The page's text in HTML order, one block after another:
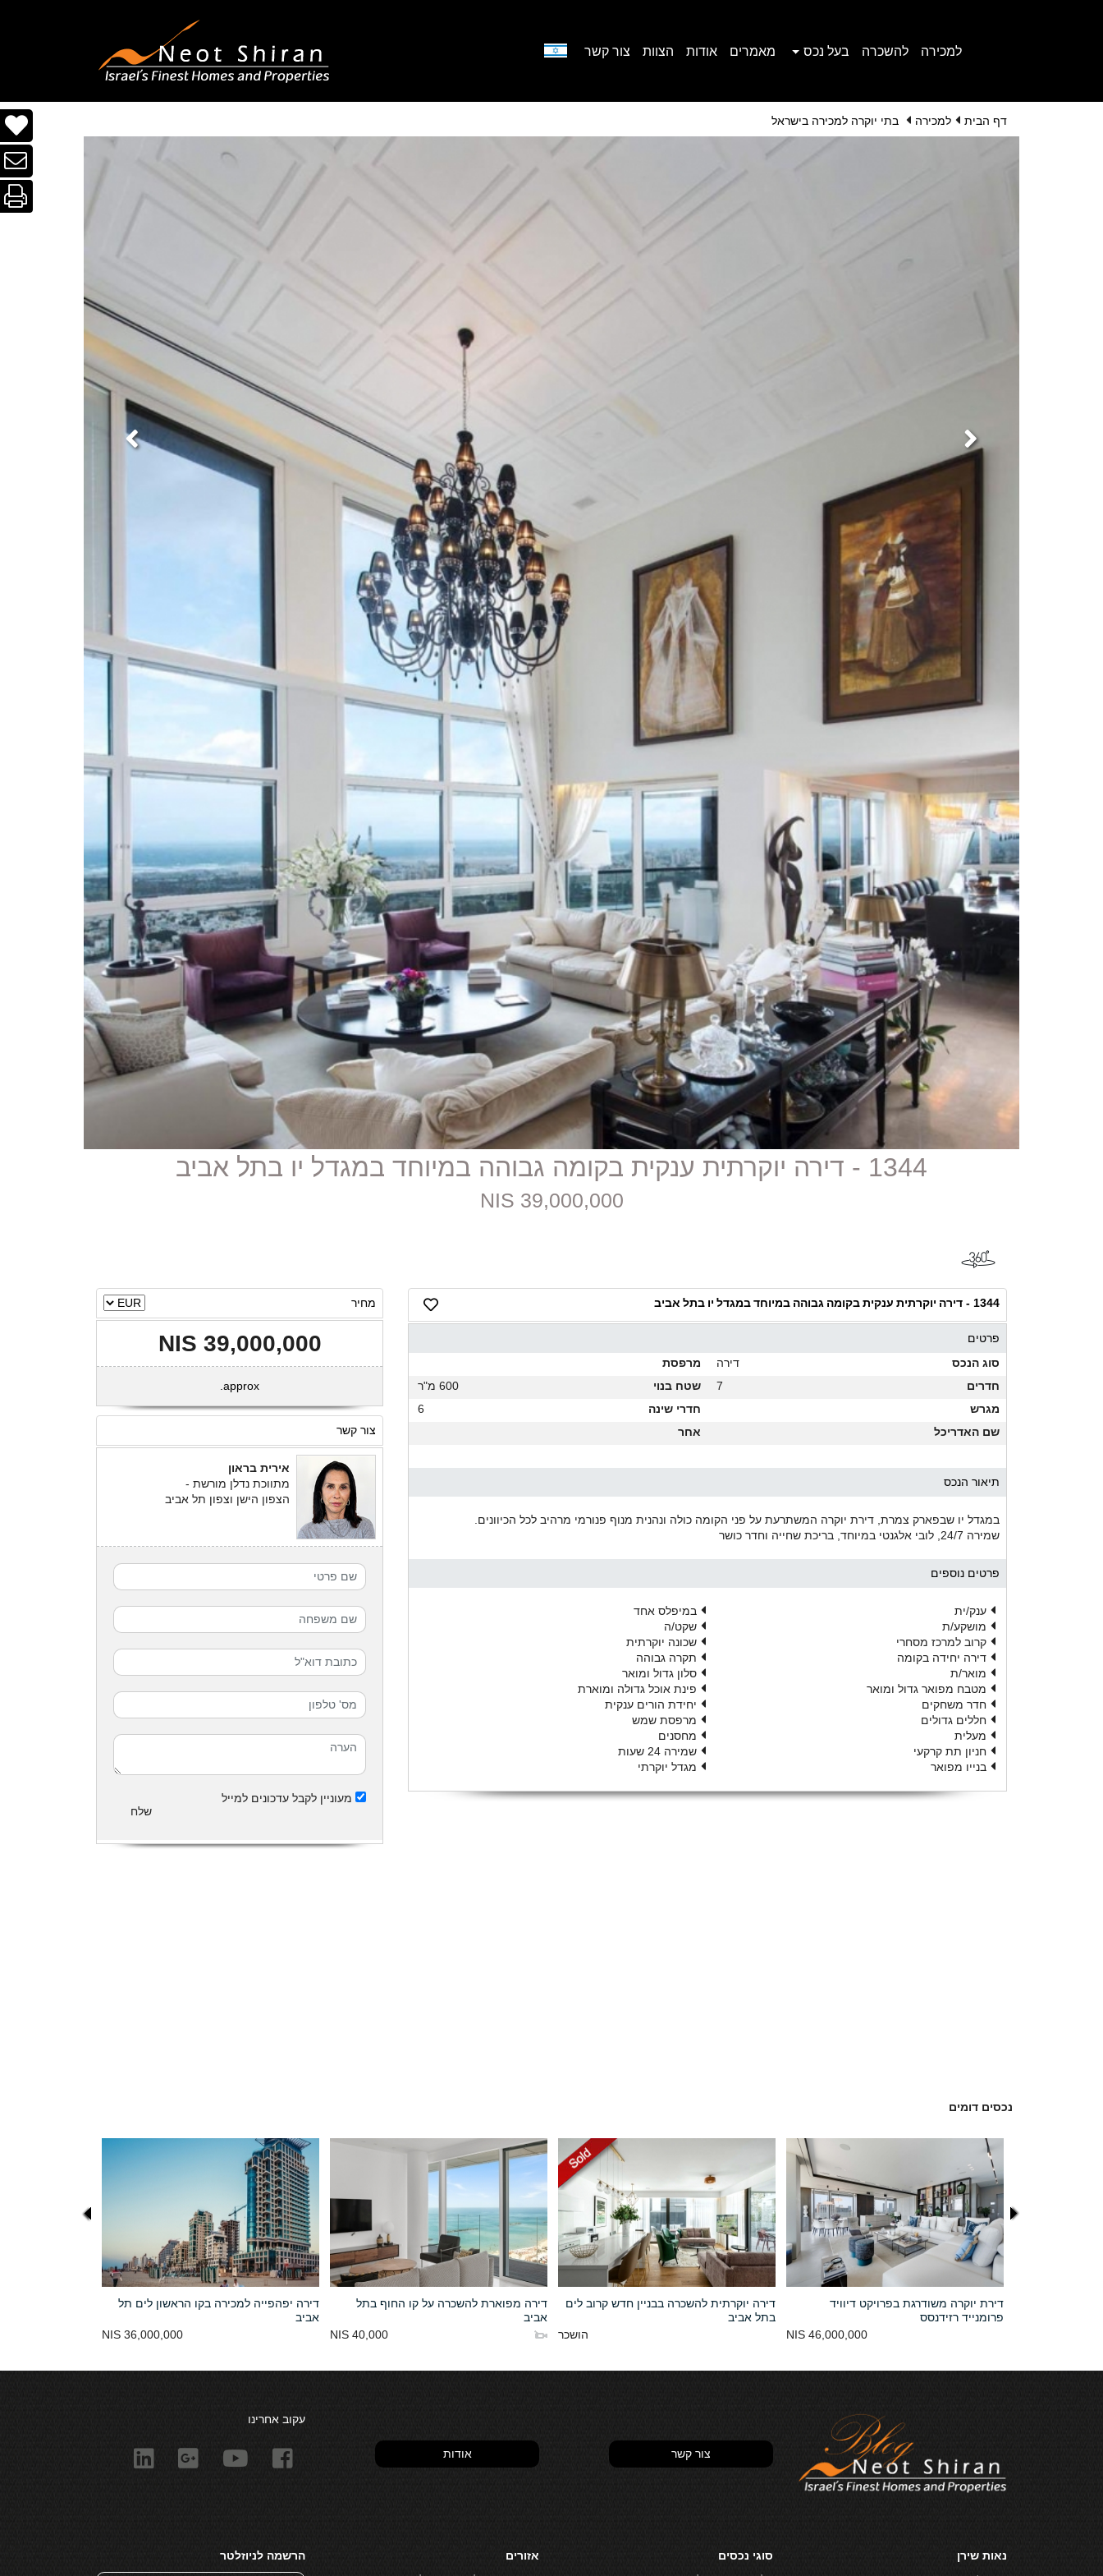
למכירה להשכרה בעל נכס מאמרים אודות הצוות צור קשר
דף הבית למכירה בתי יוקרה למכירה בישראל
1344 - דירה יוקרתית ענקית בקומה גבוהה במיוחד במגדל יו בתל אביב
39,000,000 NIS
1344 - דירה יוקרתית ענקית בקומה גבוהה במיוחד במגדל יו בתל אביב
פרטים
סוג הנכס
דירה
מרפסת
חדרים
7 שטח בנוי
600 מ"ר
מגרש
חדרי שינה
6
שם האדריכל
אחר
תיאור הנכס
במגדל יו שבפארק צמרת, דירת יוקרה המשתרעת על פני הקומה כולה ונהנית מנוף פנורמי מרהיב לכל הכיוונים.
שמירה 24/7, לובי אלגנטי במיוחד, בריכת שחייה וחדר כושר
פרטים נוספים
ענק/ית
במיפלס אחד
מושקע/ת
שקט/ה
קרוב למרכז מסחרי
שכונה יוקרתית
דירה יחידה בקומה
תקרה גבוהה
מואר/ת
סלון גדול ומואר
מטבח מפואר גדול ומואר
פינת אוכל גדולה ומוארת
חדר משחקים
יחידת הורים ענקית
חללים גדולים
מרפסת שמש
מעלית
מחסנים
חניון תת קרקעי
שמירה 24 שעות
בנייו מפואר
מגדל יוקרתי
מחיר
39,000,000 NIS
approx.
צור קשר
אירית בראון
מתווכת נדלן מורשת -
הצפון הישן וצפון תל אביב
מעוניין לקבל עדכונים למייל
שלח
נכסים דומים
דירה יפהפייה למכירה בקו הראשון לים תל
אביב
36,000,000 NIS
דירה מפוארת להשכרה על קו החוף בתל
אביב
40,000 NIS
דירה יוקרתית להשכרה בבניין חדש קרוב לים
בתל אביב
הושכר
דירת יוקרה משודרגת בפרויקט דיוויד
פרומנייד רזידנסס
46,000,000 NIS
צור קשר אודות
עקוב אחרינו
נאות שירן
סוגי נכסים
אזורים
הרשמה לניוזלטר